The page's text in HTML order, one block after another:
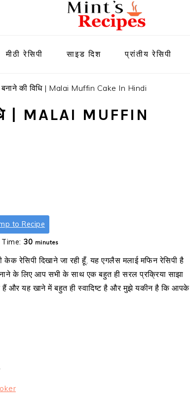
मीठी रेसिपी साइड दिश प्रांतीय रेसिपी
की विधि | Malai Muffin Cake In Hindi
| MALAI MUFFIN
to Recipe
30minutes
minutes
रेसिपी दिखाने जा रही हूँ, यह एगलैस मलाई मफिन रेसिपी है
के लिए आप सभी के साथ एक बहुत ही सरल प्रक्रिया साझा
यह खाने में बहुत ही स्वादिष्ट है और मुझे यकीन है कि आपके